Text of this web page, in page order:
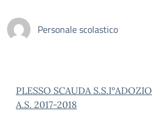
Personale scolastico
PLESSO SCAUDA
A.S. 2017-2018